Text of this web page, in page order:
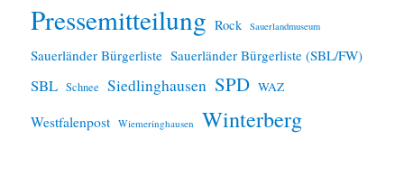
Pressemitteilung Rock Sauerlandmuseum
Sauerländer Bürgerliste Sauerländer Bürgerliste (SBL/FW)
SBL Schnee Siedlinghausen SPD WAZ
Westfalenpost Wiemeringhausen Winterberg